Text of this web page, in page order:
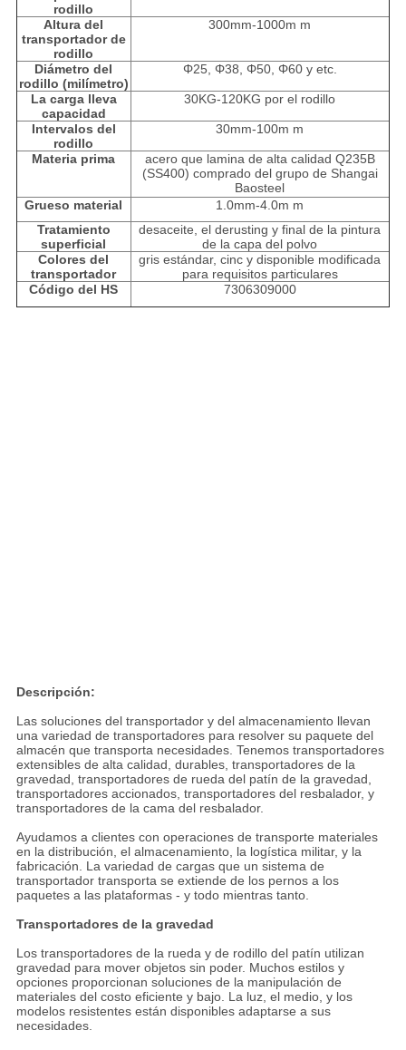
rodillo
Altura del
transportador de
rodillo
300mm-1000m m
Diámetro del
rodillo (milímetro)
Φ25, Φ38, Φ50, Φ60 y etc.
La carga lleva
capacidad
30KG-120KG por el rodillo
Intervalos del
rodillo
30mm-100m m
Materia prima
acero que lamina de alta calidad Q235B
(SS400) comprado del grupo de Shangai
Baosteel
Grueso material
1.0mm-4.0m m
Tratamiento
superficial
desaceite, el derusting y final de la pintura
de la capa del polvo
Colores del
transportador
gris estándar, cinc y disponible modificada
para requisitos particulares
Código del HS
7306309000
Descripción:
Las soluciones del transportador y del almacenamiento llevan
una variedad de transportadores para resolver su paquete del
almacén que transporta necesidades. Tenemos transportadores
extensibles de alta calidad, durables, transportadores de la
gravedad, transportadores de rueda del patín de la gravedad,
transportadores accionados, transportadores del resbalador, y
transportadores de la cama del resbalador.
Ayudamos a clientes con operaciones de transporte materiales
en la distribución, el almacenamiento, la logística militar, y la
fabricación. La variedad de cargas que un sistema de
transportador transporta se extiende de los pernos a los
paquetes a las plataformas - y todo mientras tanto.
Transportadores de la gravedad
Los transportadores de la rueda y de rodillo del patín utilizan
gravedad para mover objetos sin poder. Muchos estilos y
opciones proporcionan soluciones de la manipulación de
materiales del costo eficiente y bajo. La luz, el medio, y los
modelos resistentes están disponibles adaptarse a sus
necesidades.